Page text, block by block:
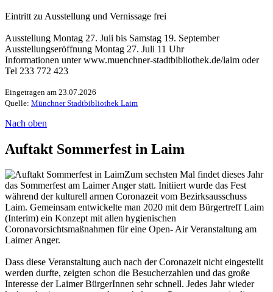
Eintritt zu Ausstellung und Vernissage frei
Ausstellung Montag 27. Juli bis Samstag 19. September
Ausstellungseröffnung Montag 27. Juli 11 Uhr
Informationen unter www.muenchner-stadtbibliothek.de/laim oder
Tel 233 772 423
Eingetragen am 23.07.2026
Quelle: Münchner Stadtbibliothek Laim
Nach oben
Auftakt Sommerfest in Laim
Zum sechsten Mal findet dieses Jahr
das Sommerfest am Laimer Anger statt. Initiiert wurde das Fest
während der kulturell armen Coronazeit vom Bezirksausschuss
Laim. Gemeinsam entwickelte man 2020 mit dem Bürgertreff Laim
(Interim) ein Konzept mit allen hygienischen
Coronavorsichtsmaßnahmen für eine Open- Air Veranstaltung am
Laimer Anger.
Dass diese Veranstaltung auch nach der Coronazeit nicht eingestellt
werden durfte, zeigten schon die Besucherzahlen und das große
Interesse der Laimer BürgerInnen sehr schnell. Jedes Jahr wieder